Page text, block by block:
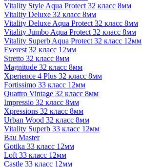
Vitality Style Aqua Protect 32 класс 8мм
Vitality Deluxe 32 класс 8мм
Vitality Deluxe Aqua Protect 32 класс 8мм
Vitality Jumbo Aqua Protect 32 класс 8мм
Vitality Superb Aqua Protect 32 класс 12мм
Everest 32 класс 12мм
Stretto 32 класс 8мм
Magnitude 32 класс 8мм
Xperience 4 Plus 32 класс 8мм
Fortissimo 33 класс 12мм
Quattro Vintage 32 класс 8мм
Impressio 32 класс 8мм
Xpressions 32 класс 8мм
Urban Wood 32 класс 8мм
Vitality Superb 33 класс 12мм
Bau Master
Gotika 33 класс 12мм
Loft 33 класс 12мм
Castle 33 класс 12мм